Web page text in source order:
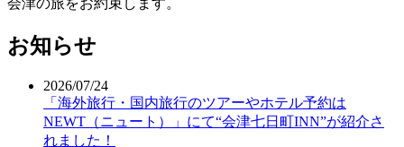
会津の旅をお約束します。
お知らせ
2026/07/24
「海外旅行・国内旅行のツアーやホテル予約は
NEWT（ニュート）」にて“会津七日町INN”が紹介さ
れました！